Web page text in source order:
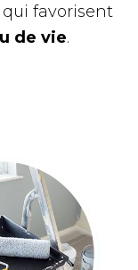
favorisent
de vie.